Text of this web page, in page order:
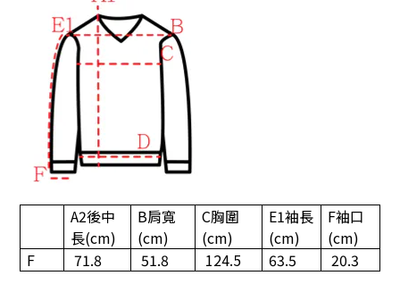
A2後中
長(cm)
B肩寬
(cm)
C胸圍
(cm)
E1袖長
(cm)
F袖口
(cm)
F
71.8 51.8 124.5 63.5 20.3